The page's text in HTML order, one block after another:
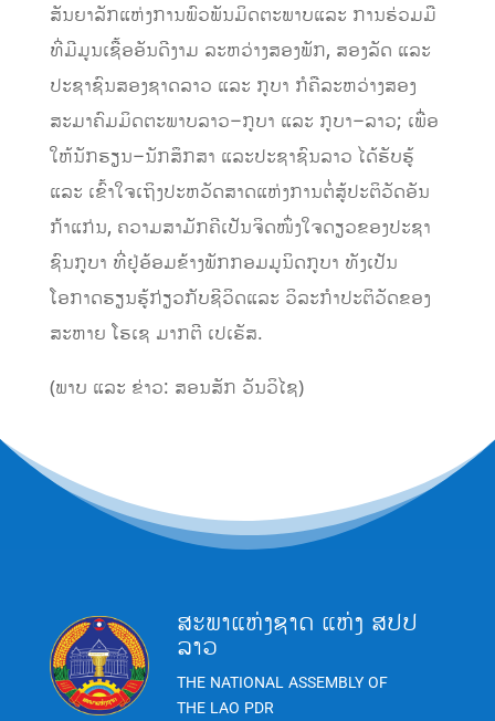
ສັນຍາລັກແຫ່ງການພົວພັນມິດຕະພາບແລະ ການຮ່ວມມື
ທີ່ມີມູນເຊື້ອອັນດີງາມ ລະຫວ່າງສອງພັກ, ສອງລັດ ແລະ
ປະຊາຊົນສອງຊາດລາວ ແລະ ກູບາ ກໍຄືລະຫວ່າງສອງ
ສະມາຄົມມິດຕະພາບລາວ–ກູບາ ແລະ ກູບາ–ລາວ; ເພື່ອ
ໃຫ້ນັກຮຽນ–ນັກສຶກສາ ແລະປະຊາຊົນລາວ ໄດ້ຮັບຮູ້
ແລະ ເຂົ້າໃຈເຖິງປະຫວັດສາດແຫ່ງການຕໍ່ສູ້ປະຕິວັດອັນ
ກ້າແກ່ນ, ຄວາມສາມັກຄີເປັນຈິດໜຶ່ງໃຈດຽວຂອງປະຊາ
ຊົນກູບາ ທີ່ຢູ່ອ້ອມຂ້າງພັກກອມມູນິດກູບາ ທັງເປັນ
ໂອກາດຮຽນຮູ້ກ່ຽວກັບຊີວິດແລະ ວິລະກໍາປະຕິວັດຂອງ
ສະຫາຍ ໂຮເຊ ມາກຕີ ເປເຣັສ.
(ພາບ ແລະ ຂ່າວ: ສອນສັກ ວັນວິໄຊ)
ສະພາແຫ່ງຊາດ ແຫ່ງ ສປປ
ລາວ
THE NATIONAL ASSEMBLY OF
THE LAO PDR